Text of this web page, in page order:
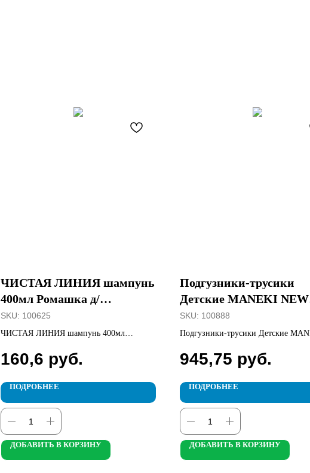
ЧИСТАЯ ЛИНИЯ шампунь
400мл Ромашка д/
сух.повр.волос
SKU: 100625
ЧИСТАЯ ЛИНИЯ шампунь 400мл
160,6 руб.
ПОДРОБНЕЕ
ДОБАВИТЬ В КОРЗИНУ
Подгузники-трусики
Детские MANEKI NEW
размер L, 9-14кг, 44шт.
SKU: 100888
Подгузники-трусики Детские
945,75 руб.
ПОДРОБНЕЕ
ДОБАВИТЬ В КОРЗИНУ